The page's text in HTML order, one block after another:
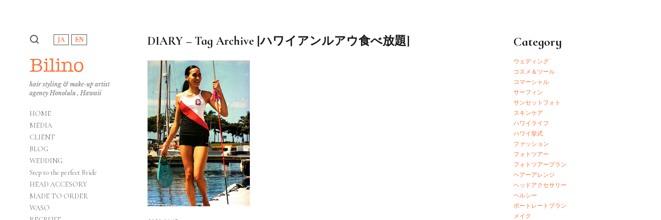
EN
JA
Bilino
hair styling & make-up artist
agency Honolulu , Hawaii
HOME
MEDIA
CLIENT
BLOG
WEDDING
Step to the perfect Bride
HEAD ACCESORY
MADE TO ORDER
WASO
DIARY – Tag Archive [ハワイアンルアウ食べ放題] Category
ウェディング
コスメ＆ツール
コマーシャル
サーフィン
サンセットフォト
スキンケア
ハワイライフ
ハワイ挙式
ファッション
フォトツアー
フォトツアープラン
ヘアーアレンジ
ヘッドアクセサリー
ヘルシー
ポートレートプラン
メイク